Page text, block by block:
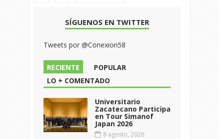
SÍGUENOS EN TWITTER
Tweets por @Conexion58
RECIENTE
POPULAR
LO + COMENTADO
Universitario
Zacatecano Participa
en Tour Simanof
Japan 2026
8 agosto, 2026